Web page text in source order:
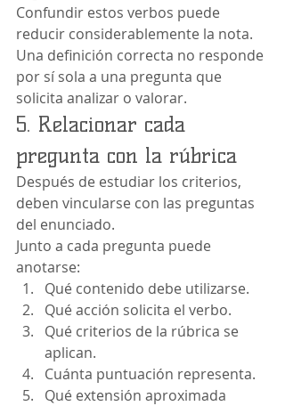
Confundir estos verbos puede
reducir considerablemente la nota.
Una definición correcta no responde
por sí sola a una pregunta que
solicita analizar o valorar.
5. Relacionar cada
pregunta con la rúbrica
Después de estudiar los criterios,
deben vincularse con las preguntas
del enunciado.
Junto a cada pregunta puede
anotarse:
Qué contenido debe utilizarse.
Qué acción solicita el verbo.
Qué criterios de la rúbrica se
aplican.
Cuánta puntuación representa.
Qué extensión aproximada